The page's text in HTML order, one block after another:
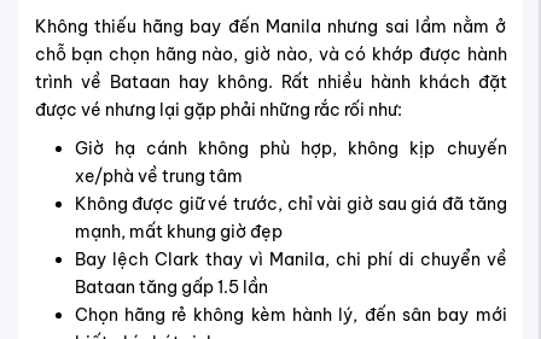
Không thiếu hãng bay đến Manila nhưng sai lầm nằm ở
chỗ bạn chọn hãng nào, giờ nào, và có khớp được hành
trình về Bataan hay không. Rất nhiều hành khách đặt
được vé nhưng lại gặp phải những rắc rối như:
Giờ hạ cánh không phù hợp, không kịp chuyến
xe/phà về trung tâm
Không được giữ vé trước, chỉ vài giờ sau giá đã tăng
mạnh, mất khung giờ đẹp
Bay lệch Clark thay vì Manila, chi phí di chuyển về
Bataan tăng gấp 1.5 lần
Chọn hãng rẻ không kèm hành lý, đến sân bay mới